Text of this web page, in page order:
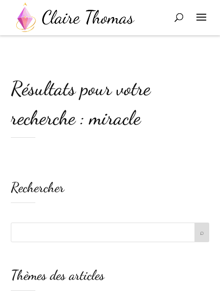
Résultats pour votre
recherche : miracle
Rechercher
Thèmes des articles